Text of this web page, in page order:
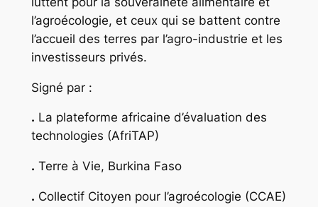
l’agroécologie, et ceux qui se battent contre
l’accueil des terres par l’agro-industrie et les
investisseurs privés.
Signé par :
. La plateforme africaine d’évaluation des
technologies (AfriTAP)
. Terre à Vie, Burkina Faso
. Collectif Citoyen pour l’agroécologie (CCAE)